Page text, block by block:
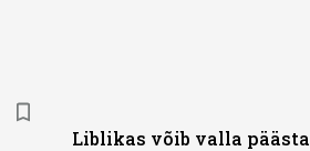
Liblikas võib valla päästa